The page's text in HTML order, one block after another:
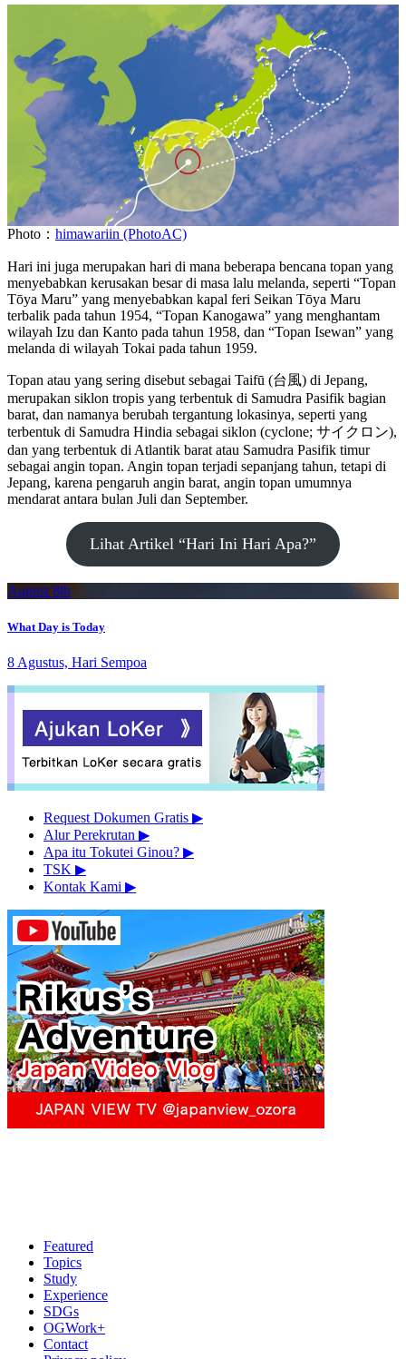
Photo： himawariin (PhotoAC)
Hari ini juga merupakan hari di mana beberapa bencana topan yang
menyebabkan kerusakan besar di masa lalu melanda, seperti “Topan
Tōya Maru” yang menyebabkan kapal feri Seikan Tōya Maru
terbalik pada tahun 1954, “Topan Kanogawa” yang menghantam
wilayah Izu dan Kanto pada tahun 1958, dan “Topan Isewan” yang
melanda di wilayah Tokai pada tahun 1959.
Topan atau yang sering disebut sebagai Taifū (台風) di Jepang,
merupakan siklon tropis yang terbentuk di Samudra Pasifik bagian
barat, dan namanya berubah tergantung lokasinya, seperti yang
terbentuk di Samudra Hindia sebagai siklon (cyclone; サイクロン),
dan yang terbentuk di Atlantik barat atau Samudra Pasifik timur
sebagai angin topan. Angin topan terjadi sepanjang tahun, tetapi di
Jepang, karena pengaruh angin barat, angin topan umumnya
mendarat antara bulan Juli dan September.
Lihat Artikel “Hari Ini Hari Apa?”
August 8th
What Day is Today
8 Agustus, Hari Sempoa
Request Dokumen Gratis ▶︎
Alur Perekrutan ▶︎
Apa itu Tokutei Ginou? ▶︎
TSK ▶︎
Kontak Kami ▶︎
Featured
Topics
Study
Experience
SDGs
OGWork+
Contact